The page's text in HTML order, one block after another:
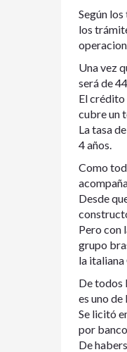
Según
los
Una vez
será de
El
cubre un
La tasa
4 años.
Como
Desde
Pero con
grupo
la italiana
De todos
es uno
Se licitó
por
De